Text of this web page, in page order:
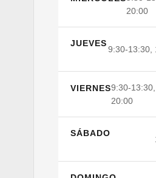
20:00
JUEVES
9:30-13:30,
VIERNES9:30-
20:00
SÁBADO